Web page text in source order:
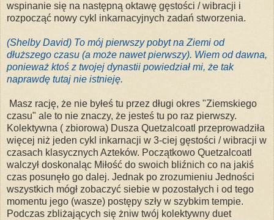
wspinanie się na następną oktawę gęstości / wibracji i
rozpocząć nowy cykl inkarnacyjnych zadań stworzenia.
(Shelby David) To mój pierwszy pobyt na Ziemi od
dłuższego czasu (a może nawet pierwszy). Wiem od dawna,
ponieważ ktoś z twojej dynastii powiedział mi, że tak
naprawdę tutaj nie istnieję.
Masz rację, że nie byłeś tu przez długi okres "Ziemskiego
czasu" ale to nie znaczy, że jesteś tu po raz pierwszy.
Kolektywna ( zbiorowa) Dusza Quetzalcoatl przeprowadziła
więcej niż jeden cykl inkarnacji w 3-ciej gęstości / wibracji w
czasach klasycznych Azteków. Początkowo Quetzalcoatl
walczył doskonaląc Miłość do swoich bliźnich co na jakiś
czas posunęło go dalej. Jednak po zrozumieniu Jedności
wszystkich mógł zobaczyć siebie w pozostałych i od tego
momentu jego (wasze) postępy szły w szybkim tempie.
Podczas zbliżających się żniw twój kolektywny duet